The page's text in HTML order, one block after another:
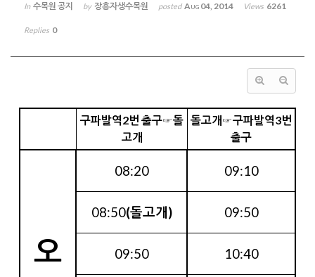
In 수목원 공지 by 장흥자생수목원 posted Aug 04, 2014 Views 6261
Replies 0
구파발역2번 출구☞돌
고개
돌고개☞구파발역3번
출구
오
08:20 09:10
08:50(돌고개) 09:50
09:50 10:40